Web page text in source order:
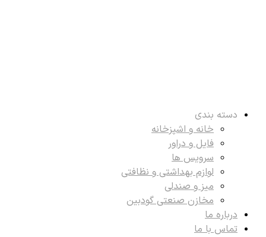
دسته بندی
خانه و اشپزخانه
فایل و دراور
سرویس ها
لوازم بهداشتی و نظافتی
میز و صندلی
مخازن صنعتی گودبین
درباره ما
تماس با ما